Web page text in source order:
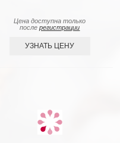
Цена доступна только
послерегистрации
УЗНАТЬ ЦЕНУ